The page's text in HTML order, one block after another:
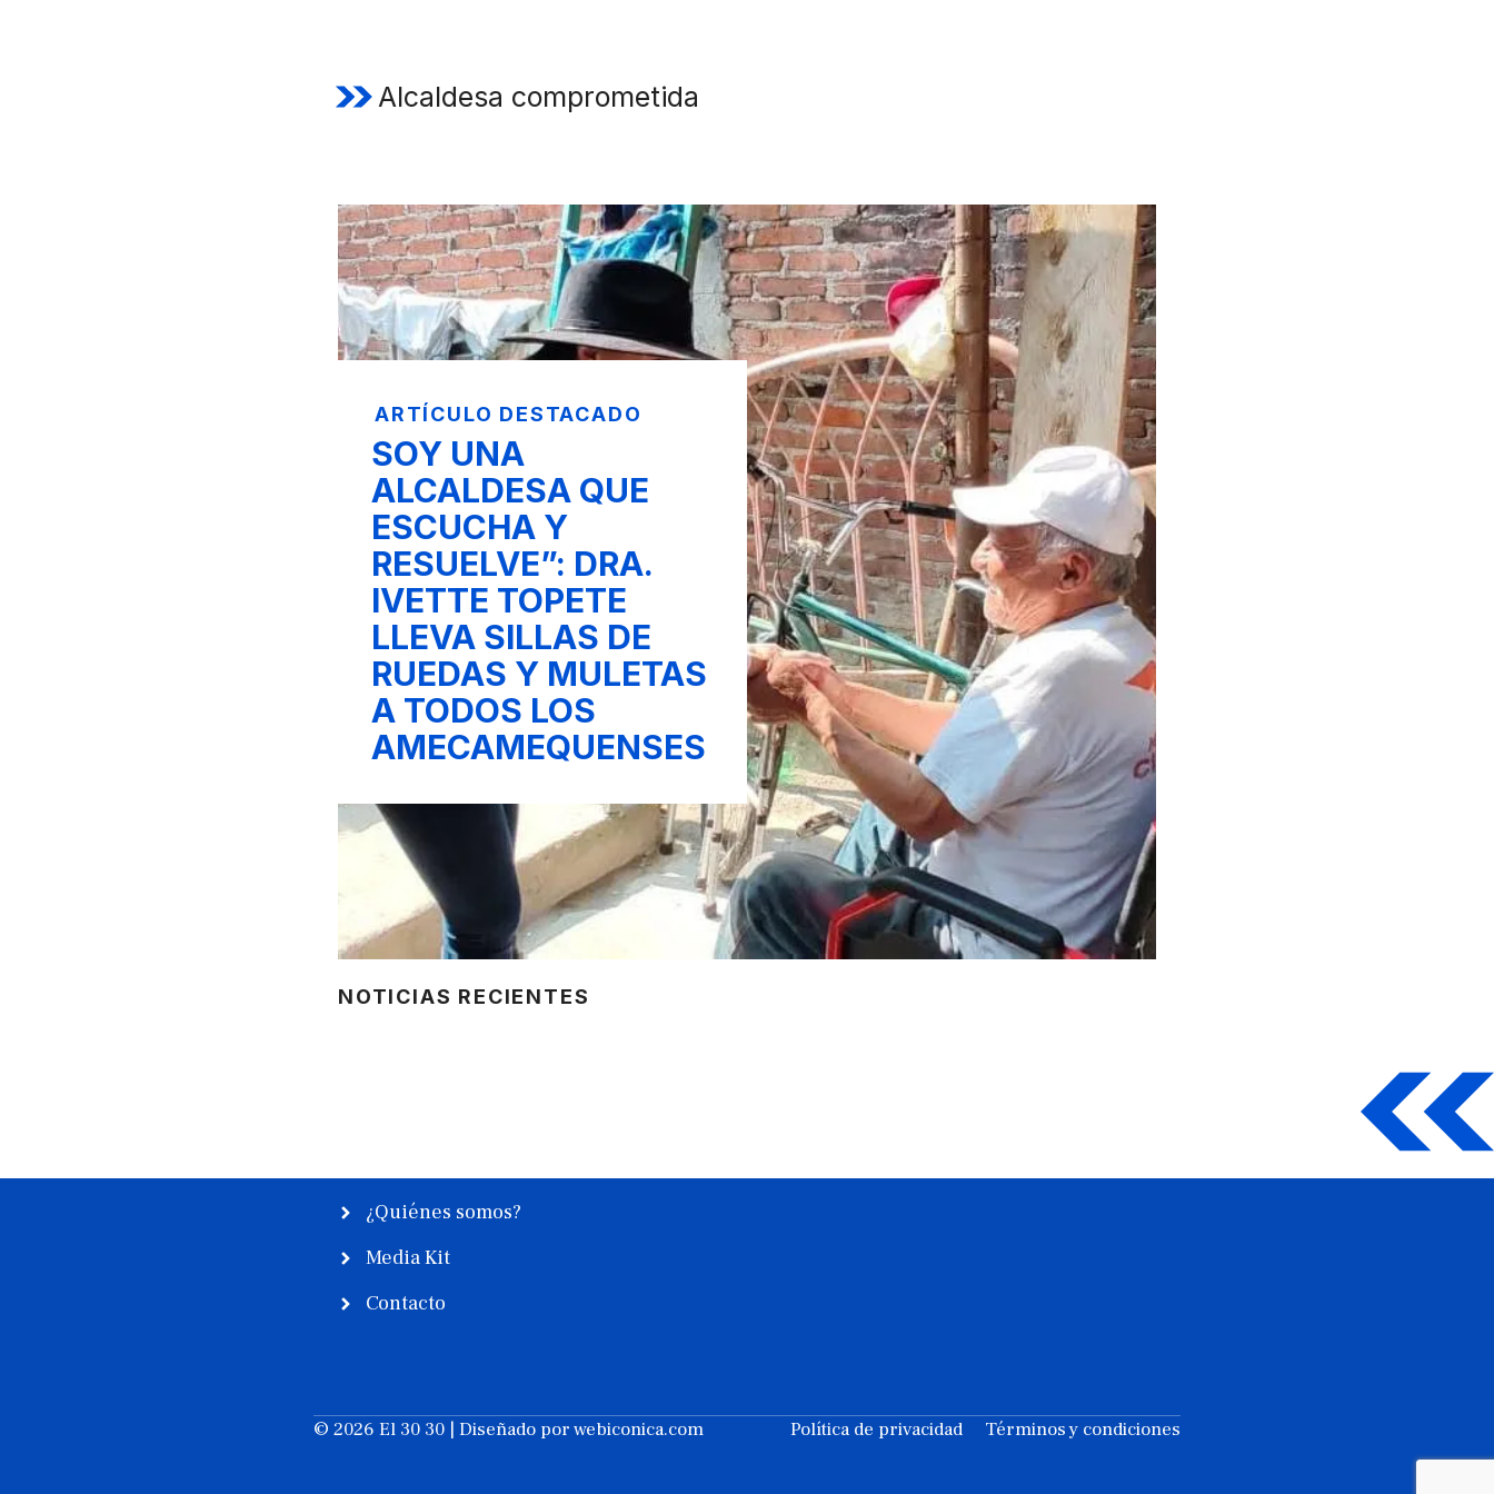
Alcaldesa comprometida
ARTÍCULO DESTACADO
SOY UNA
ALCALDESA QUE
ESCUCHA Y
RESUELVE”: DRA.
IVETTE TOPETE
LLEVA SILLAS DE
RUEDAS Y MULETAS
A TODOS LOS
AMECAMEQUENSES
NOTICIAS RECIENTES
¿Quiénes somos?
Media Kit
Contacto
© 2026 El 30 30 | Diseñado porwebiconica.com Política de privacidad Términos y condiciones